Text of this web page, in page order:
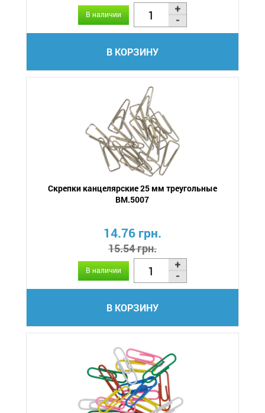
В наличии
В КОРЗИНУ
Скрепки канцелярские 25 мм треугольные
BM.5007
14.76 грн.
15.54 грн.
В наличии
В КОРЗИНУ